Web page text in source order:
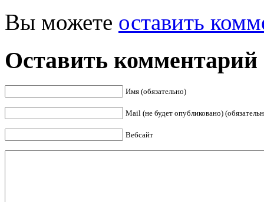
Вы можете оставить
Оставить комментарий
Имя (обязательно)
Mail (не будет опубликовано)
Вебсайт